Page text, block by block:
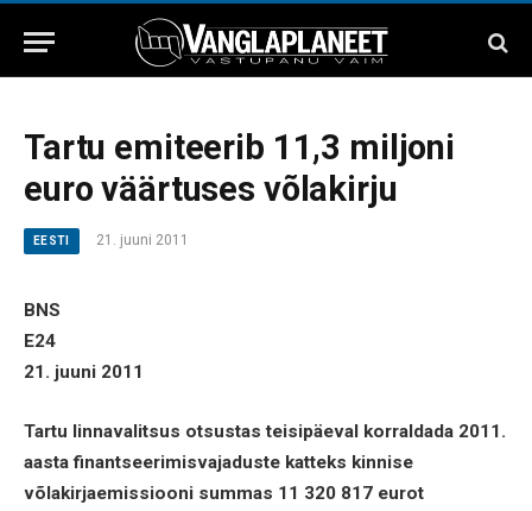
Tartu emiteerib 11,3 miljoni
euro väärtuses võlakirju
EESTI 21. juuni 2011
BNS
E24
21. juuni 2011
Tartu linnavalitsus otsustas teisipäeval korraldada 2011.
aasta finantseerimisvajaduste katteks kinnise
võlakirjaemissiooni summas 11 320 817 eurot